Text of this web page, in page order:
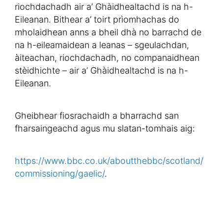
riochdachadh air a’ Ghàidhealtachd is na h-
Eileanan. Bithear a’ toirt prìomhachas do
mholaidhean anns a bheil dhà no barrachd de
na h-eileamaidean a leanas – sgeulachdan,
àiteachan, riochdachadh, no companaidhean
stèidhichte – air a’ Ghàidhealtachd is na h-
Eileanan.
Gheibhear fiosrachaidh a bharrachd san
fharsaingeachd agus mu slatan-tomhais aig:
https://www.bbc.co.uk/aboutthebbc/scotland/
commissioning/gaelic/.